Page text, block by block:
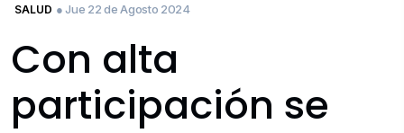
SALUD ● Jue 22 de Agosto 2024
Con alta
participación se